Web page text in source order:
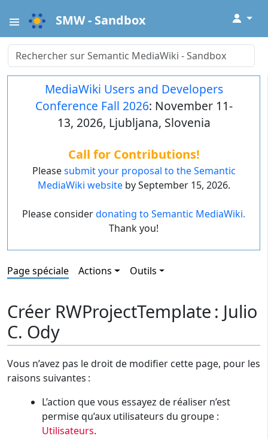
SMW - Sandbox ↓
MediaWiki Users and Developers
Conference Fall 2026: November 11-
13, 2026, Ljubljana, Slovenia
Call for Contributions!
Pleasesubmit your proposal to the Semantic
MediaWiki websiteby September 15, 2026.
Please considerdonating to Semantic MediaWiki.
Thank you!
Page spéciale Actions Outils
Créer RWProjectTemplate : Julio
C. Ody
Vous n’avez pas le droit de modifier cette page, pour les
raisons suivantes :
L’action que vous essayez de réaliser n’est
permise qu’aux utilisateurs du groupe :
Utilisateurs.